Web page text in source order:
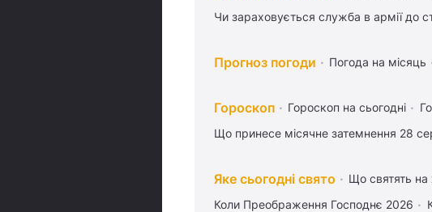
Чи зараховується служба в армії до
Прогноз погоди Погода на місяць
Гороскоп Гороскоп на сьогодні
Що принесе місячне затемнення 28
Яке сьогодні свято Що святять
Коли Преображення Господнє 2026